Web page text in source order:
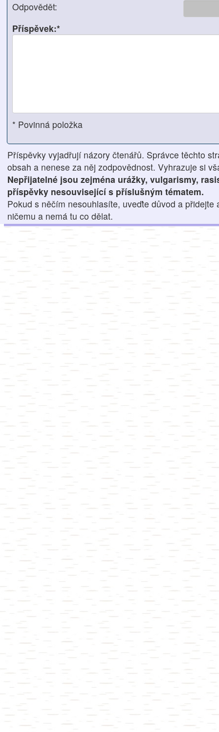
Odpovědět:
Příspěvek:*
* Povinná položka
Příspěvky vyjadřují názory čtenářů. Správce těchto
obsah a nenese za něj zodpovědnost. Vyhrazuje si
Nepřijatelné jsou zejména urážky, vulgarismy,
příspěvky nesouvisející s příslušným tématem.
Pokud s něčím nesouhlasíte, uveďte důvod a přidejte
ničemu a nemá tu co dělat.